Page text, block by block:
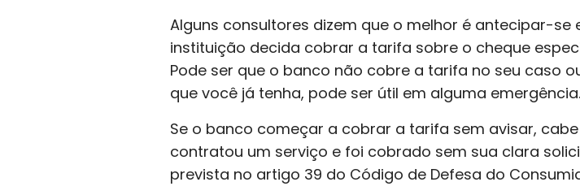
Alguns consultores dizem que o melhor é antecipar-
instituição decida cobrar a tarifa sobre o cheque
Pode ser que o banco não cobre a tarifa no seu caso
que você já tenha, pode ser útil em alguma emergência.
Se o banco começar a cobrar a tarifa sem avisar,
contratou um serviço e foi cobrado sem sua clara
prevista no artigo 39 do Código de Defesa do